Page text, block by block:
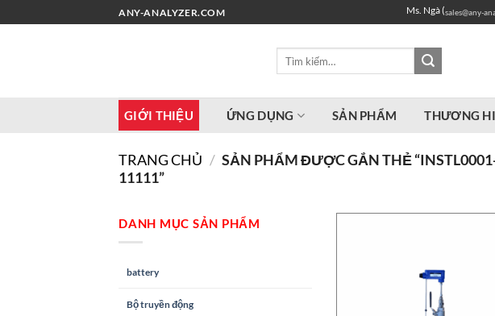
đến
ANY-ANALYZER.COM Ms. Ngà (sales@any-
GIỚI THIỆU ỨNG DỤNG SẢN PHẨM THƯƠNG
TRANG CHỦ / SẢN PHẨM ĐƯỢC GẮN THẺ
11111”
DANH MỤC SẢN PHẨM
battery
Bộ truyền động